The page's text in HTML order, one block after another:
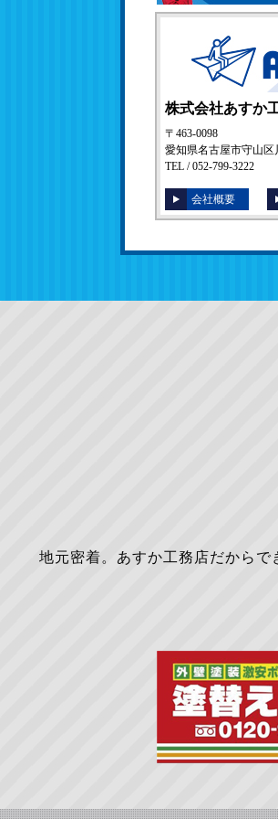
株式会社あすか
〒463-0098
愛知県名古屋市守山区
TEL / 052-799-3222
会社概要
地元密着。あすか工務店だからで